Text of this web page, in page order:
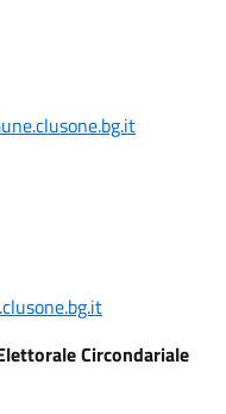
Circondariale